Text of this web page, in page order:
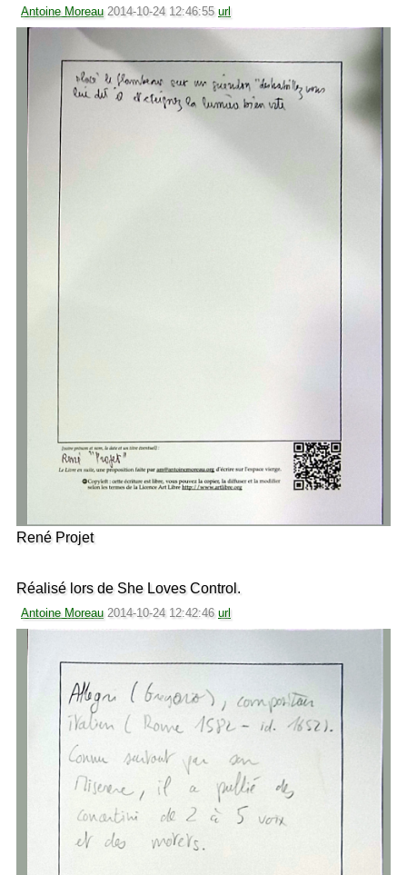
Antoine Moreau 2014-10-24 12:46:55 url
René Projet
Réalisé lors de She Loves Control.
Antoine Moreau 2014-10-24 12:42:46 url